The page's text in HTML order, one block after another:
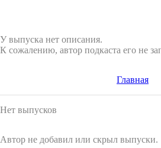
У выпуска нет описания.
К сожалению, автор подкаста его не
Главная
Нет выпусков
Автор не добавил или скрыл выпуски.